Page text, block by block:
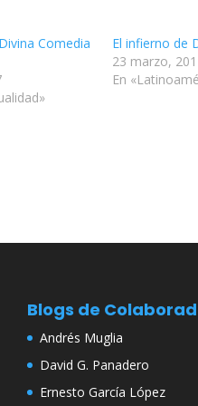
Comedia
El infierno de
23 marzo,
En
Blogs de
Andrés Muglia
David G. Panadero
Ernesto García López